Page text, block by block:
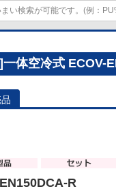
体空冷式 ECOV-
R